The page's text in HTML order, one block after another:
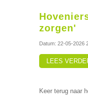
zorgen'
Datum: 22-05-2026
LEES
Keer terug naar